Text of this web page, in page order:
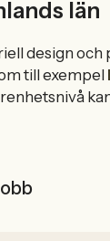
län
design och
till exempel